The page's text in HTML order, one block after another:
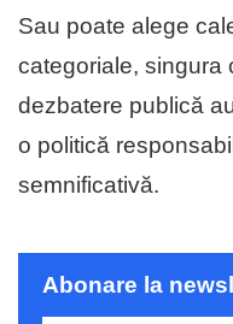
Sau poate alege
categoriale, singura
dezbatere publică
o politică
semnificativă.
Abonare la